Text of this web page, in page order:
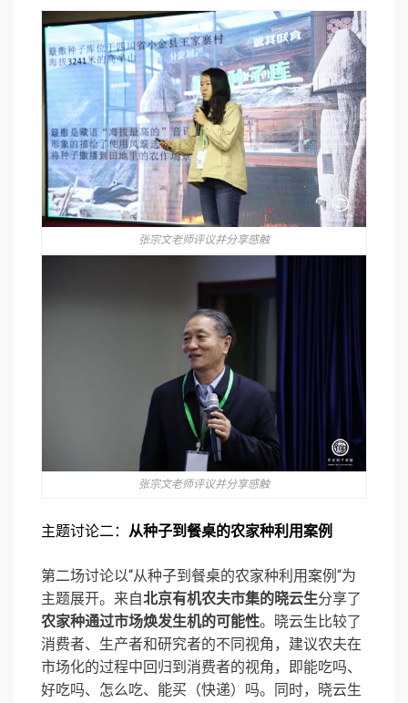
张宗文老师评议并分享感触
张宗文老师评议并分享感触
主题讨论二： 从种⼦到餐桌的农家种利⽤案例
第二场讨论以“从种子到餐桌的农家种利用案例“为
主题展开。来自北京有机农夫市集的晓云生分享了
农家种通过市场焕发生机的可能性。晓云生比较了
消费者、生产者和研究者的不同视角，建议农夫在
市场化的过程中回归到消费者的视角，即能吃吗、
好吃吗、怎么吃、能买（快递）吗。同时，晓云生